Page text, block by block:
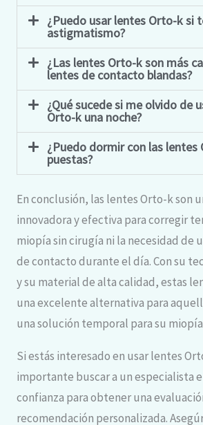
¿Puedo usar lentes Orto-k si
astigmatismo?
¿Las lentes Orto-k son más
lentes de contacto blandas?
¿Qué sucede si me olvido de
Orto-k una noche?
¿Puedo dormir con las lentes
puestas?
En conclusión, las lentes Orto-k son
innovadora y efectiva para corregir
miopía sin cirugía ni la necesidad de
de contacto durante el día. Con su
y su material de alta calidad, estas
una excelente alternativa para
una solución temporal para su
Si estás interesado en usar lentes
importante buscar a un especialista
confianza para obtener una
recomendación personalizada.